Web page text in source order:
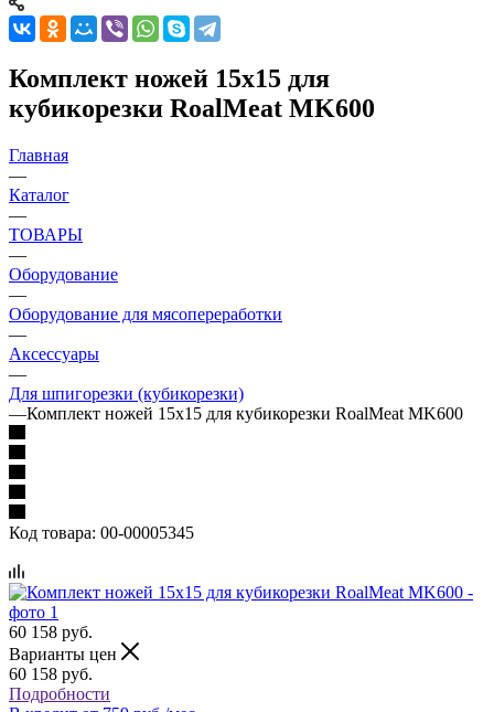
Комплект ножей 15х15 для
кубикорезки RoalMeat MK600
Главная
—
Каталог
—
ТОВАРЫ
—
Оборудование
—
Оборудование для мясопереработки
—
Аксессуары
—
Для шпигорезки (кубикорезки)
—Комплект ножей 15х15 для кубикорезки RoalMeat MK600
Код товара: 00-00005345
60 158 руб.
Варианты цен
60 158 руб.
Подробности